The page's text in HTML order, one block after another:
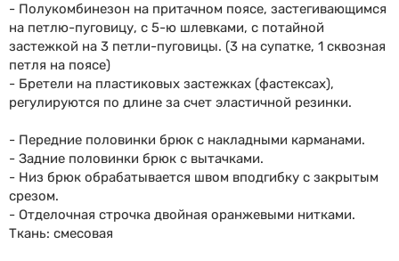
- Полукомбинезон на притачном поясе, застегивающимся
на петлю-пуговицу, с 5-ю шлевками, с потайной
застежкой на 3 петли-пуговицы. (3 на супатке, 1 сквозная
петля на поясе)
- Бретели на пластиковых застежках (фастексах),
регулируются по длине за счет эластичной резинки.
- Передние половинки брюк с накладными карманами.
- Задние половинки брюк с вытачками.
- Низ брюк обрабатывается швом вподгибку с закрытым
срезом.
- Отделочная строчка двойная оранжевыми нитками.
Ткань: смесовая